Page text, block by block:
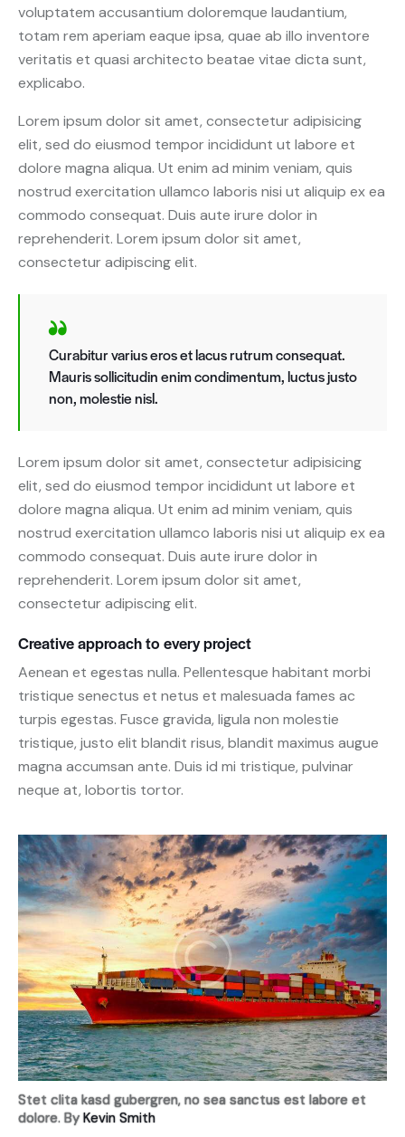
voluptatem accusantium doloremque laudantium,
totam rem aperiam eaque ipsa, quae ab illo inventore
veritatis et quasi architecto beatae vitae dicta sunt,
explicabo.
Lorem ipsum dolor sit amet, consectetur adipisicing
elit, sed do eiusmod tempor incididunt ut labore et
dolore magna aliqua. Ut enim ad minim veniam, quis
nostrud exercitation ullamco laboris nisi ut aliquip ex ea
commodo consequat. Duis aute irure dolor in
reprehenderit. Lorem ipsum dolor sit amet,
consectetur adipiscing elit.
Curabitur varius eros et lacus rutrum consequat.
Mauris sollicitudin enim condimentum, luctus justo
non, molestie nisl.
Lorem ipsum dolor sit amet, consectetur adipisicing
elit, sed do eiusmod tempor incididunt ut labore et
dolore magna aliqua. Ut enim ad minim veniam, quis
nostrud exercitation ullamco laboris nisi ut aliquip ex ea
commodo consequat. Duis aute irure dolor in
reprehenderit. Lorem ipsum dolor sit amet,
consectetur adipiscing elit.
Creative approach to every project
Aenean et egestas nulla. Pellentesque habitant morbi
tristique senectus et netus et malesuada fames ac
turpis egestas. Fusce gravida, ligula non molestie
tristique, justo elit blandit risus, blandit maximus augue
magna accumsan ante. Duis id mi tristique, pulvinar
neque at, lobortis tortor.
Stet clita kasd gubergren, no sea sanctus est labore et
dolore. ByKevin Smith